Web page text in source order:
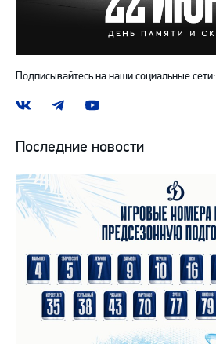
Подписывайтесь на наши социальные сети:
Наша
ВКонтакте
Наш
Telegram
Наш
YouTube
Последние новости